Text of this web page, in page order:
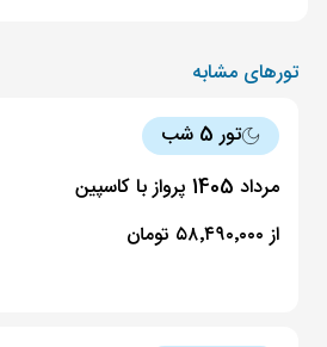
تورهای مشابه
تور 5 شب
مرداد 1405 پرواز با کاسپین
از ۵۸٬۴۹۰٬۰۰۰ تومان